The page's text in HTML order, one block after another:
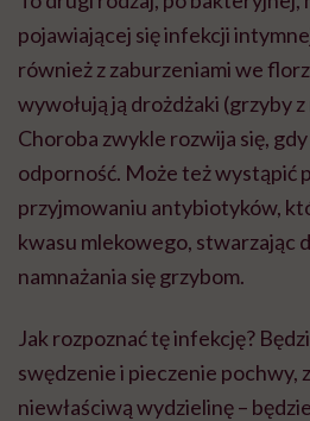
pojawiającej się infekcji
również z zaburzeniami we
wywołują ją drożdżaki (grzyby
Choroba zwykle rozwija się,
odporność. Może też wystąpić
przyjmowaniu antybiotyków,
kwasu mlekowego, stwarzając
namnażania się grzybom.
Jak rozpoznać tę infekcję?
swędzenie i pieczenie pochwy,
niewłaściwą wydzielinę –